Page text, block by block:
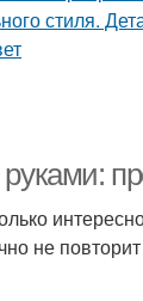
руками:
не